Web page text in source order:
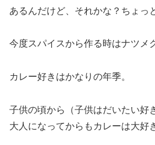
あるんだけど、それかな？ちょっ
今度スパイスから作る時はナツメ
カレー好きはかなりの年季。
子供の頃から（子供はだいたい好
大人になってからもカレーは大好